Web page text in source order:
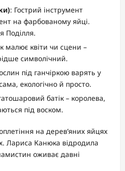
: Гострий інструмент
на фарбованому яйці.
Поділля.
малює квіти чи сцени –
символічний.
під ганчіркою варять у
екологічно й просто.
батік – королева,
під воском.
на дерев’яних яйцях
Лариса Канюка відродила
оживає давні